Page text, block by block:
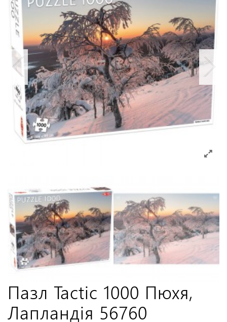
Пазл Tactic 1000 Пюхя,
Лапландія 56760